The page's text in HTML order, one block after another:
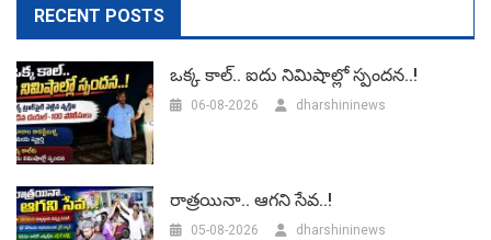
RECENT POSTS
ఒక్క కాల్.. ఐదు నిమిషాల్లో స్పందన..!
06-08-2026 dharshininews
రాత్రయినా.. ఆగని సేవ..!
05-08-2026 dharshininews